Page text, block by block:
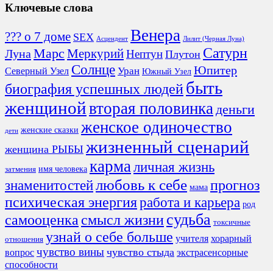
Ключевые слова
??? о 7 доме SEX Асцендент Венера Лилит (Черная Луна)
Луна Марс МеркурийНептун Плутон Сатурн
Северный Узел Солнце Уран Южный Узел Юпитер
биография успешных людейбыть
женщинойвторая половинка деньги
дети женские сказки женское одиночество
женщина РЫБЫ жизненный сценарий
затмения имя человека карма личная жизнь
знаменитостейлюбовь к себе мама прогноз
психическая энергияработа и карьера род
самооценка смысл жизнисудьба токсичные
отношения узнай о себе больше учителя хорарный
вопрос чувство вины чувство стыда экстрасенсорные
способности